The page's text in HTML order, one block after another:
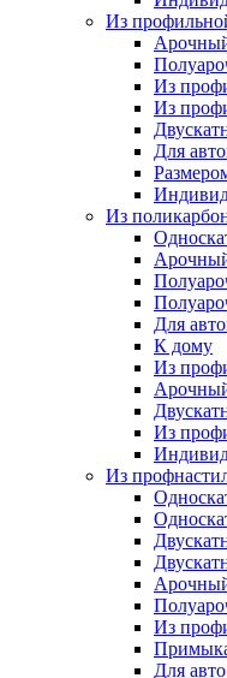
Из
Из
Из
Для
Из
Для
К дому
Из
Из
Из
Из
Для авто